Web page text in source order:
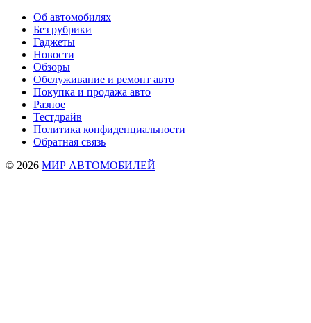
Об автомобилях
Без рубрики
Гаджеты
Новости
Обзоры
Обслуживание и ремонт авто
Покупка и продажа авто
Разное
Тестдрайв
Политика конфиденциальности
Обратная связь
© 2026 МИР АВТОМОБИЛЕЙ